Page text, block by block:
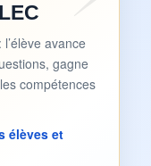
avance
gagne
compétences
élèves et